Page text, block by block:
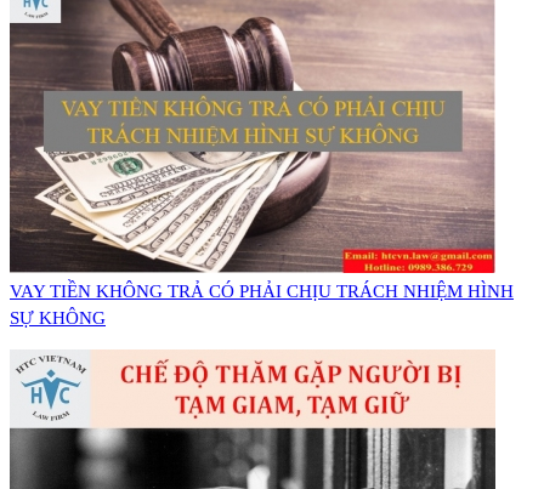
VAY TIỀN KHÔNG TRẢ CÓ PHẢI CHỊU TRÁCH NHIỆM HÌNH
SỰ KHÔNG